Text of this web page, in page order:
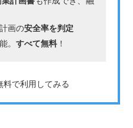
画の安全率を判定
。すべて無料 ！
料で利用してみる